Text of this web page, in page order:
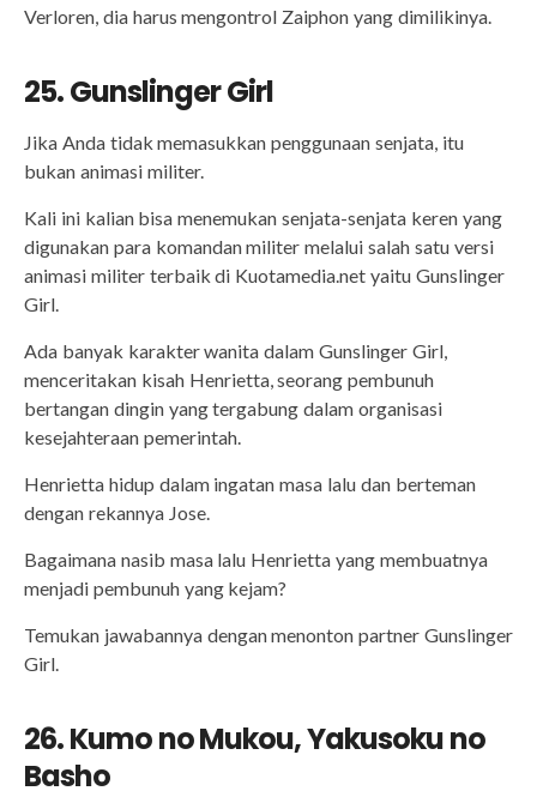
Verloren, dia harus mengontrol Zaiphon yang dimilikinya.
25. Gunslinger Girl
Jika Anda tidak memasukkan penggunaan senjata, itu
bukan animasi militer.
Kali ini kalian bisa menemukan senjata-senjata keren yang
digunakan para komandan militer melalui salah satu versi
animasi militer terbaik di Kuotamedia.net yaitu Gunslinger
Girl.
Ada banyak karakter wanita dalam Gunslinger Girl,
menceritakan kisah Henrietta, seorang pembunuh
bertangan dingin yang tergabung dalam organisasi
kesejahteraan pemerintah.
Henrietta hidup dalam ingatan masa lalu dan berteman
dengan rekannya Jose.
Bagaimana nasib masa lalu Henrietta yang membuatnya
menjadi pembunuh yang kejam?
Temukan jawabannya dengan menonton partner Gunslinger
Girl.
26. Kumo no Mukou, Yakusoku no
Basho